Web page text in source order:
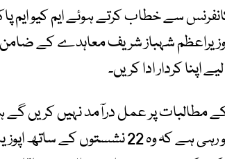
سے خطاب کرتے ہوئے ایم کیو ایم
وزیراعظم شہباز شریف معاہدے کے
اپنا کردار ادا کریں۔
کے مطالبات پر عمل درآمد نہیں کریں گے
ایم کے اندر مشاورت ہو رہی ہے کہ وہ 22